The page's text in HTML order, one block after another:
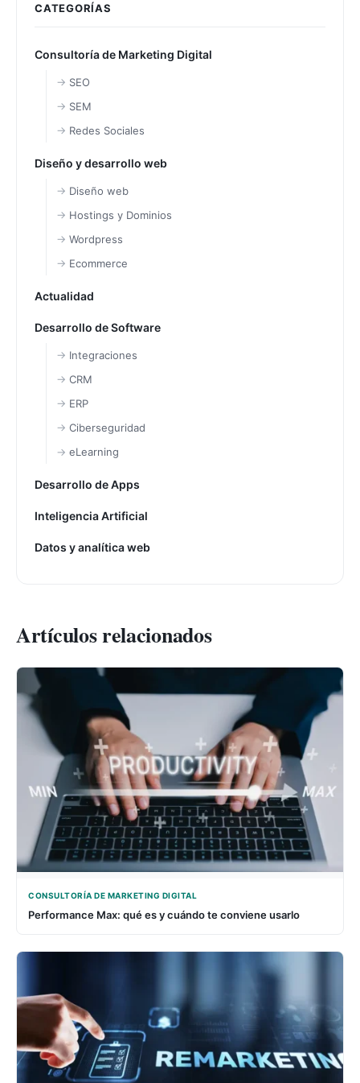
CATEGORÍAS
Consultoría de Marketing Digital
SEO
SEM
Redes Sociales
Diseño y desarrollo web
Diseño web
Hostings y Dominios
Wordpress
Ecommerce
Actualidad
Desarrollo de Software
Integraciones
CRM
ERP
Ciberseguridad
eLearning
Desarrollo de Apps
Inteligencia Artificial
Datos y analítica web
Artículos relacionados
CONSULTORÍA DE MARKETING DIGITAL
Performance Max: qué es y cuándo te conviene usarlo